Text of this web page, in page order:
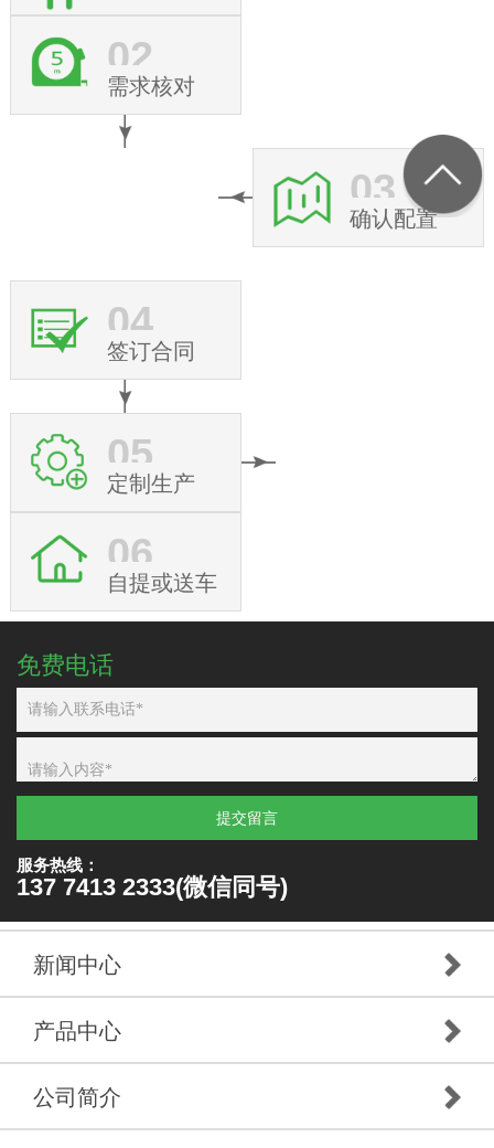
02
需求核对
03
确认配置
04
签订合同
05
定制生产
06
自提或送车
免费电话
提交留言
服务热线：
137 7413 2333(微信同号)
新闻中心
产品中心
公司简介